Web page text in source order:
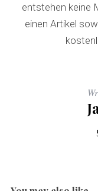
entstehen keine
einen Artikel